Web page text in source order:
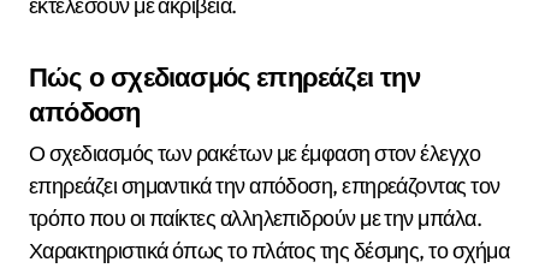
Πώς ο σχεδιασμός επηρεάζει την
απόδοση
Ο σχεδιασμός των ρακέτων με έμφαση στον έλεγχο
επηρεάζει σημαντικά την απόδοση, επηρεάζοντας τον
τρόπο που οι παίκτες αλληλεπιδρούν με την μπάλα.
Χαρακτηριστικά όπως το πλάτος της δέσμης, το σχήμα